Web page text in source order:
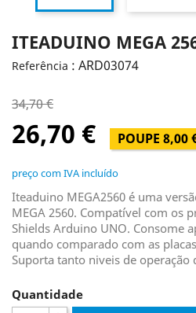
ITEADUINO MEGA
Referência : ARD03074
34,70 €
26,70 € POUPE 8,00
preço com IVA incluído
Iteaduino MEGA2560 é uma
MEGA 2560. Compatível com os
Shields Arduino UNO. Consome
quando comparado com as
Suporta tanto niveis de operação
Quantidade